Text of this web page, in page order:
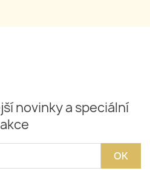
novinky a speciální
akce